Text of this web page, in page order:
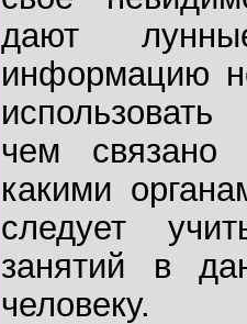
дают
информацию
чем связано
какими
следует
занятий в
человеку.